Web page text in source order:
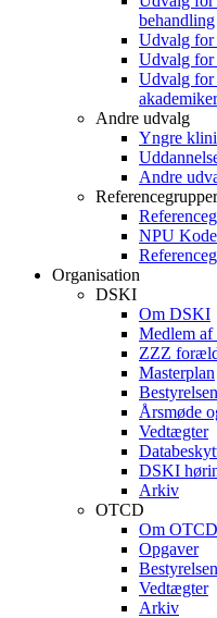
behandling
Udvalg for
Udvalg for
Udvalg for
Andre udvalg
Yngre
Andre
Referencegrupper
NPU
Organisation
DSKI
Om DSKI
Medlem
ZZZ
Masterplan
Bestyrelsen
Årsmøde
Vedtægter
DSKI
Arkiv
OTCD
Om OTCD
Opgaver
Bestyrelsen
Vedtægter
Arkiv